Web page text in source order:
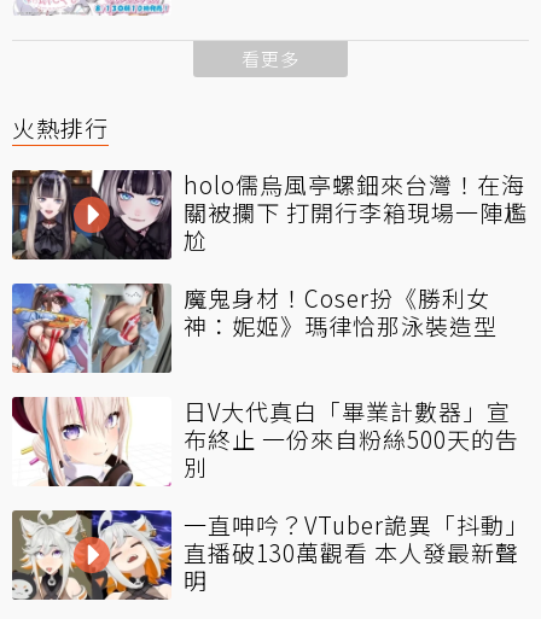
看更多
火熱排行
holo儒烏風亭螺鈿來台灣！在海
關被攔下 打開行李箱現場一陣尷
尬
魔鬼身材！Coser扮《勝利女
神：妮姬》瑪律恰那泳裝造型
日V大代真白「畢業計數器」宣
布終止 一份來自粉絲500天的告
別
一直呻吟？VTuber詭異「抖動」
直播破130萬觀看 本人發最新聲
明